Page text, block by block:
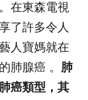
在東森電視
了許多令人
人寶媽就在
肺腺癌 。 肺
癌類型，其